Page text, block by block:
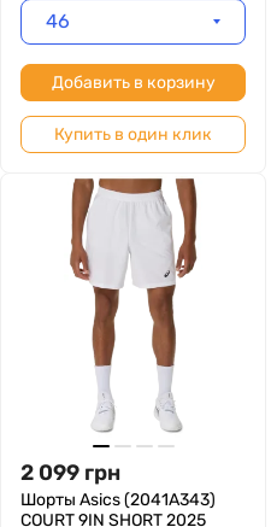
46
Добавить в корзину
Купить в один клик
2 099 грн
Шорты Asics (2041A343)
COURT 9IN SHORT 2025